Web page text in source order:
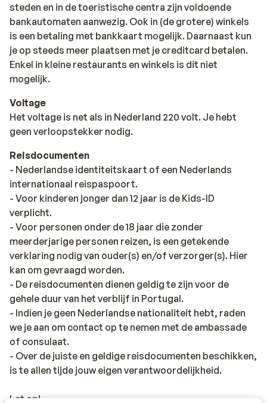
steden en in de toeristische centra zijn voldoende
bankautomaten aanwezig. Ook in (de grotere) winkels
is een betaling met bankkaart mogelijk. Daarnaast kun
je op steeds meer plaatsen met je creditcard betalen.
Enkel in kleine restaurants en winkels is dit niet
mogelijk.
Voltage
Het voltage is net als in Nederland 220 volt. Je hebt
geen verloopstekker nodig.
Reisdocumenten
- Nederlandse identiteitskaart of een Nederlands
internationaal reispaspoort.
- Voor kinderen jonger dan 12 jaar is de Kids-ID
verplicht.
- Voor personen onder de 18 jaar die zonder
meerderjarige personen reizen, is een getekende
verklaring nodig van ouder(s) en/of verzorger(s). Hier
kan om gevraagd worden.
- De reisdocumenten dienen geldig te zijn voor de
gehele duur van het verblijf in Portugal.
- Indien je geen Nederlandse nationaliteit hebt, raden
we je aan om contact op te nemen met de ambassade
of consulaat.
- Over de juiste en geldige reisdocumenten beschikken,
is te allen tijde jouw eigen verantwoordelijkheid.
Let op!